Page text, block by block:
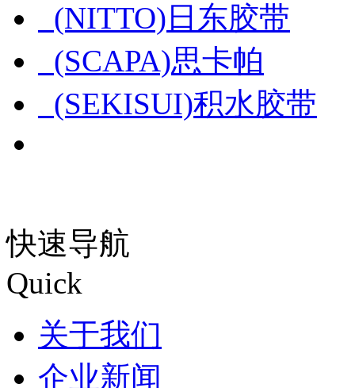
(NITTO)日东胶带
(SCAPA)思卡帕
(SEKISUI)积水胶带
快速导航
Quick
关于我们
企业新闻